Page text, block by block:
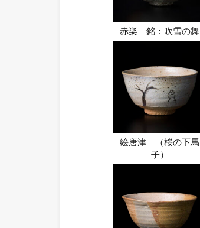
赤楽 銘：吹雪の舞
絵唐津 （桜の下馬
子）